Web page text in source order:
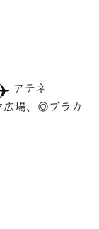
アテネ
広場、◎ブラカ